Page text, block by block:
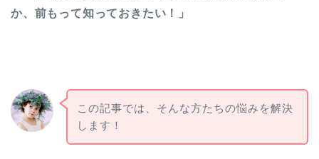
か、前もって知っておきたい！」
この記事では、そんな方たちの悩みを解決
します！